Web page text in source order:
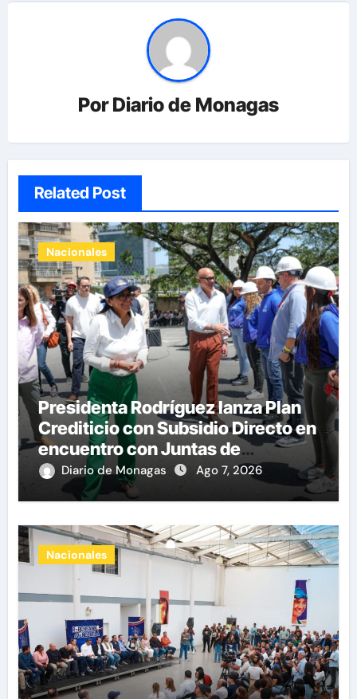
PorDiario de Monagas
Related Post
Nacionales
Presidenta Rodríguez lanza Plan
Crediticio con Subsidio Directo en
encuentro con Juntas de
Condominio
Diario de Monagas Ago 7, 2026
Nacionales